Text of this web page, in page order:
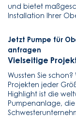
und bietet
Installation Ihrer
Jetzt Pumpe für
anfragen
Vielseitige
Wussten Sie
Projekten jeder
Highlight ist die
Pumpenanlage,